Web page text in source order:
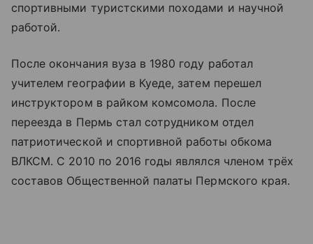
спортивными туристскими походами и научной
работой.
После окончания вуза в 1980 году работал
учителем географии в Куеде, затем перешел
инструктором в райком комсомола. После
переезда в Пермь стал сотрудником отдел
патриотической и спортивной работы обкома
ВЛКСМ. С 2010 по 2016 годы являлся членом трёх
составов Общественной палаты Пермского края.